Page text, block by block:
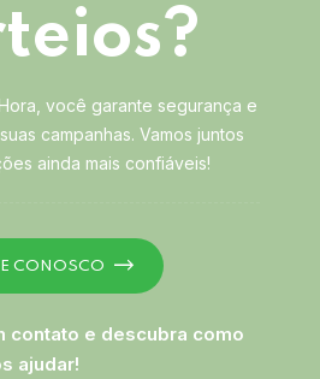
você garante segurança e
campanhas. Vamos juntos
ainda mais confiáveis!
CONOSCO
contato e descubra como
ajudar!